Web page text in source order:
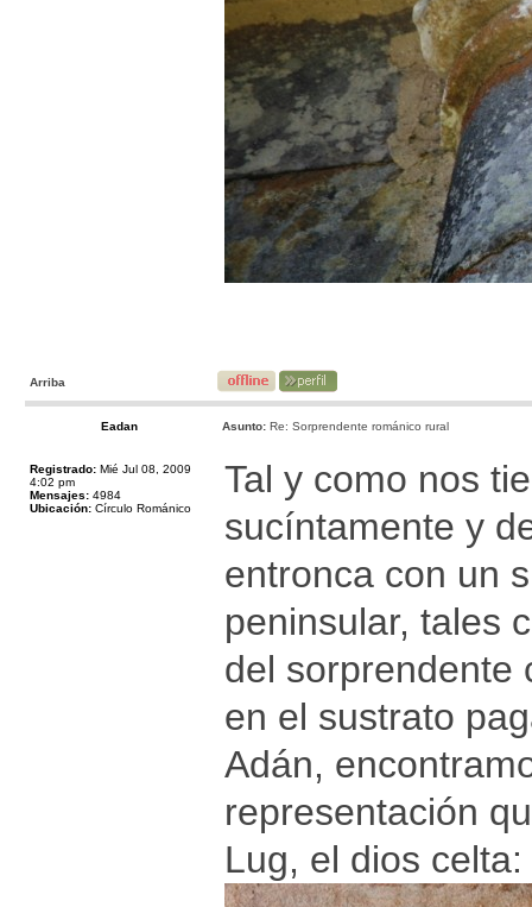
Arriba
Eadan Asunto: Re: Sorprendente románico rural
Registrado: Mié Jul 08, 2009
4:02 pm
Mensajes: 4984
Ubicación: Círculo Románico
Tal y como nos
sucíntamente y
entronca con un
peninsular, tales
del sorprendente
en el sustrato
Adán,
representación
Lug, el dios celta: